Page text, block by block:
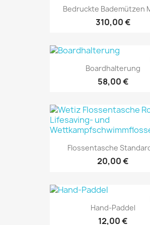
Bedruckte Bademützen
310,00 €
NUR ONLINE
Boardhalterung
58,00 €
Flossentasche
20,00 €
Hand-Paddel
12,00 €